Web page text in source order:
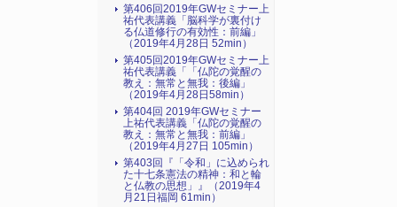
第406回2019年GWセミナー上
祐代表講義「脳科学が裏付け
る仏道修行の有効性：前編」
（2019年4月28日 52min）
第405回2019年GWセミナー上
祐代表講義「「仏陀の覚醒の
教え：無常と無我：後編」
（2019年4月28日58min）
第404回 2019年GWセミナー
上祐代表講義「仏陀の覚醒の
教え：無常と無我：前編」
（2019年4月27日 105min）
第403回『「令和」に込められ
た十七条憲法の精神：和と輪
と仏教の思想」』（2019年4
月21日福岡 61min）